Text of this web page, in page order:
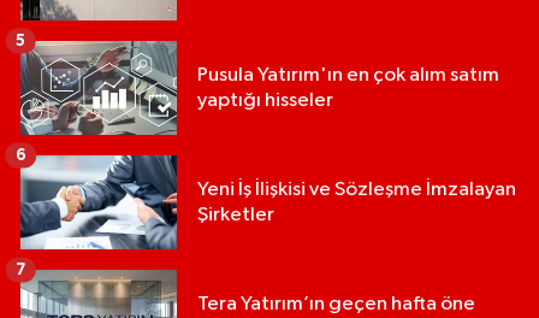
Pusula Yatırım'ın en çok alım satım
yaptığı hisseler
5
Yeni İş İlişkisi ve Sözleşme İmzalayan
Şirketler
6
Tera Yatırım’ın geçen hafta öne
7